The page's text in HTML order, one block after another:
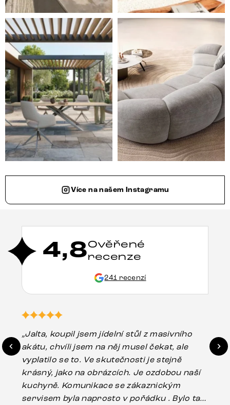
Styl, odolnost a společné chvíle pod širým nebem.
Ne každá pohovka je jen
Více na našem Instagramu
4,8Ověřené
recenze
241 recenzí
„Jalta, koupil jsem jídelní stůl z masivního
akátu, chvíli jsem na něj musel čekat, ale
vyplatilo se to. Ve skutečnosti je stejně
krásný, jako na obrázcích. Je ozdobou naší
kuchyně. Komunikace se zákaznickým
servisem byla naprosto v pořádku . Bylo tam